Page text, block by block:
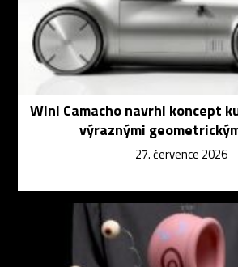
Wini Camacho navrhl koncept
výraznými
27. července 2026